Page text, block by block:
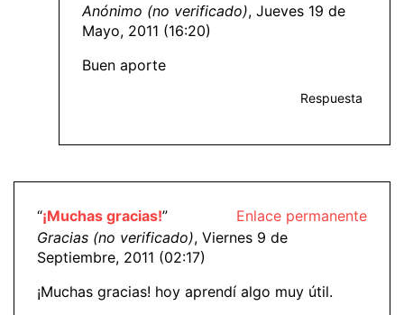
Anónimo (no verificado), Jueves 19 de
Mayo, 2011 (16:20)
Buen aporte
Respuesta
Enlace permanente
“¡Muchas gracias!”
Gracias (no verificado), Viernes 9 de
Septiembre, 2011 (02:17)
¡Muchas gracias! hoy aprendí algo muy útil.